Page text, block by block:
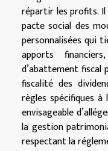
répartir les profits. Il
pacte social des
personnalisées qui
apports
d’abattement fiscal
fiscalité des
règles spécifiques
envisageable
la gestion
respectant la